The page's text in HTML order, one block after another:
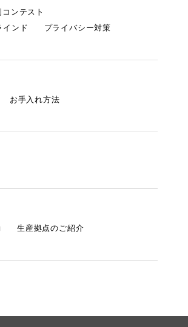
ンテスト
インド
プライバシー対策
お手入れ方法
生産拠点のご紹介